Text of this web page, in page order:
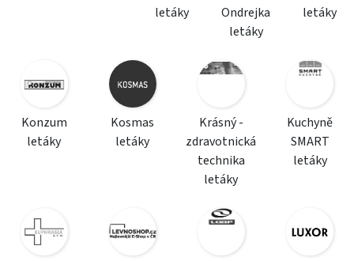
letáky
Ondrejka
letáky
letáky
Konzum
letáky
Kosmas
letáky
Krásný -
zdravotnická
technika
letáky
Kuchyně
SMART
letáky